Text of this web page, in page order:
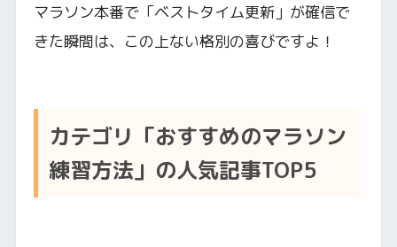
マラソン本番で「ベストタイム更新」が確信で
きた瞬間は、この上ない格別の喜びですよ！
カテゴリ「おすすめのマラソン
練習方法」の人気記事TOP5